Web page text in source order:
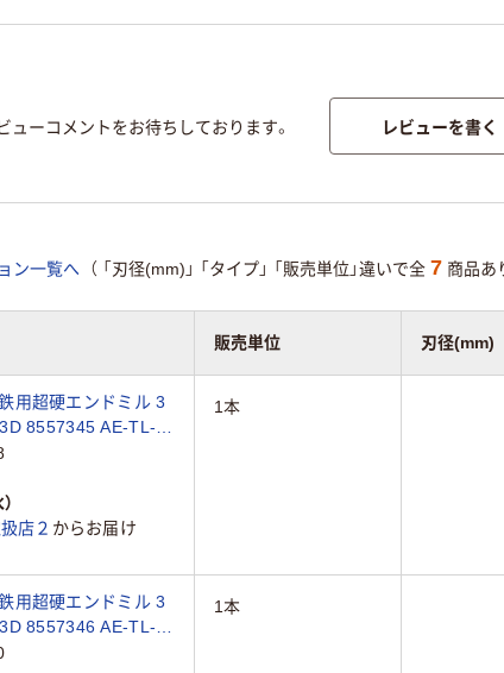
ーコメントをお待ちしております。 レビューを書く
ン一覧へ （ 「刃径(mm)」 「タイプ」 「販売単位」違いで全 7 商品あ
販売単位 刃径(mm)
用超硬エンドミル 3
8557345 AE-TL-N
店２ からお届け
1本
用超硬エンドミル 3
8557346 AE-TL-N
1本